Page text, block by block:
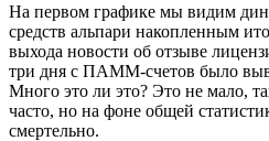
На первом графике мы видим
средств альпари накопленным
выхода новости об отзыве
три дня с ПАММ-счетов было
Много это ли это? Это не мало,
часто, но на фоне общей
смертельно.